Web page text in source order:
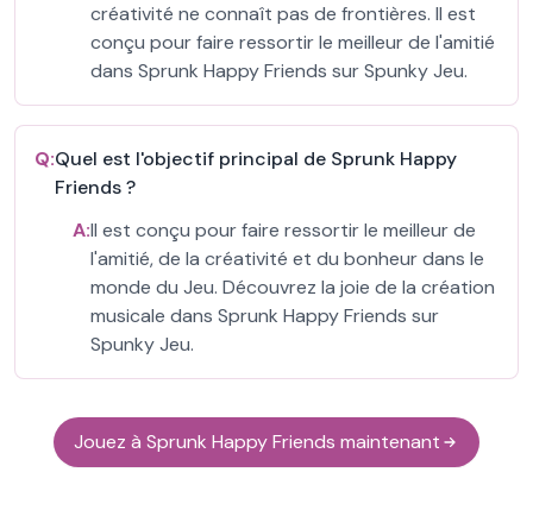
créativité ne connaît pas de frontières. Il est
conçu pour faire ressortir le meilleur de l'amitié
dans Sprunk Happy Friends sur Spunky Jeu.
Q:Quel est l'objectif principal de Sprunk Happy
Friends ?
A:Il est conçu pour faire ressortir le meilleur de
l'amitié, de la créativité et du bonheur dans le
monde du Jeu. Découvrez la joie de la création
musicale dans Sprunk Happy Friends sur
Spunky Jeu.
Jouez à Sprunk Happy Friends maintenant